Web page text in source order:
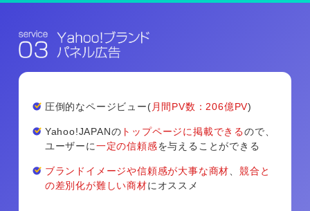
圧倒的なページビュー( 月間PV数：206億PV)
Yahoo!JAPANの トップページに掲載できるので、
ユーザーに一定の信頼感を与えることができる
ブランドイメージや信頼感が大事な商材 、競合と
の差別化が難しい商材にオススメ